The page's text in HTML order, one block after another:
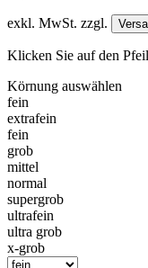
exkl. MwSt. zzgl.
Klicken Sie auf den
Körnung auswählen
fein
extrafein
fein
grob
mittel
normal
supergrob
ultrafein
ultra grob
x-grob